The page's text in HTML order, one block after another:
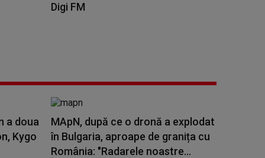
Digi FM
a doua
Kygo
MApN, după ce o dronă a explodat
în Bulgaria, aproape de granița cu
România: "Radarele noastre...